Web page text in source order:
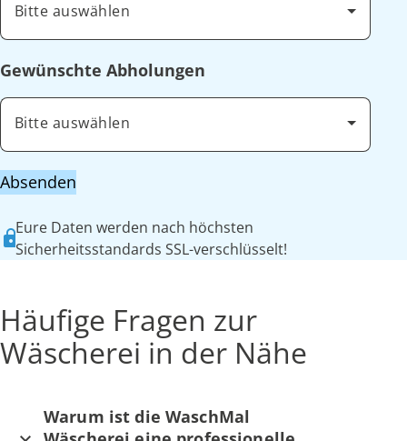
Bitte auswählen
Gewünschte Abholungen
Bitte auswählen
Absenden
Eure Daten werden nach höchsten
Sicherheitsstandards SSL-verschlüsselt!
Häufige Fragen zur
Wäscherei in der Nähe
Warum ist die WaschMal